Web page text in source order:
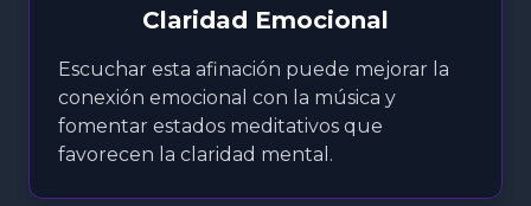
Claridad Emocional
Escuchar esta afinación puede mejorar la
conexión emocional con la música y
fomentar estados meditativos que
favorecen la claridad mental.